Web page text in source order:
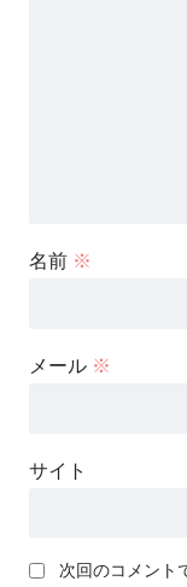
名前 ※
メール ※
サイト
次回のコメント